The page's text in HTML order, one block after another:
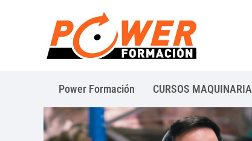
Power Formación CURSOS MAQUINARIA